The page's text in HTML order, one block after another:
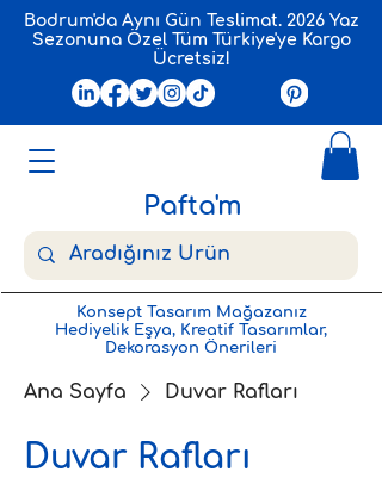
Pafta'm
Bodrum'da Aynı Gün Teslimat. 2026 Yaz
Sezonuna Özel Tüm Türkiye'ye Kargo
Ücretsiz!
Konsept Tasarım Mağazanız
Hediyelik Eşya, Kreatif Tasarımlar,
Dekorasyon Önerileri
Ana Sayfa Duvar Rafları
Duvar Rafları